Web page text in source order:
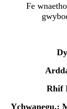
Fe
Rhif
Ychwanegu.: